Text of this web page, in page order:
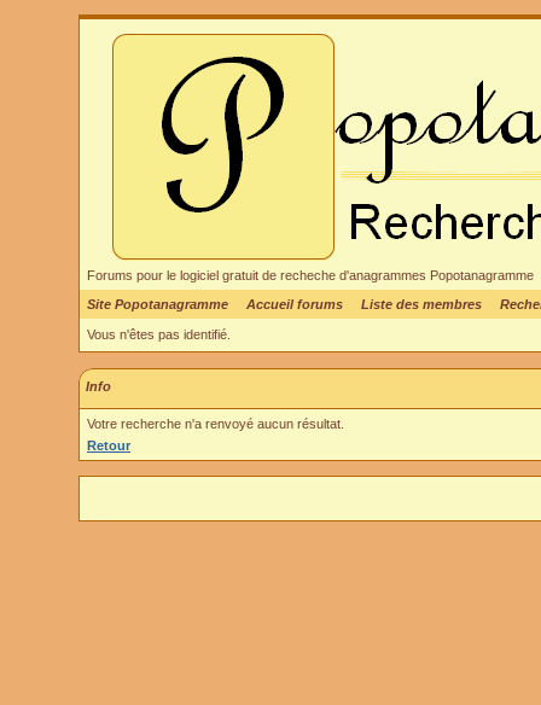
Forums pour le logiciel gratuit de recheche d'anagrammes Popotanagramme
Site Popotanagramme
Accueil forums Liste des membres
Vous n'êtes pas identifié.
Info
Votre recherche n'a renvoyé aucun résultat.
Retour